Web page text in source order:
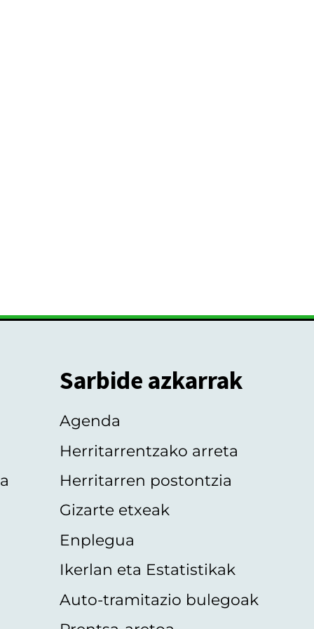
Sarbide azkarrak
Agenda
Herritarrentzako arreta
Herritarren postontzia
Gizarte etxeak
Enplegua
Ikerlan eta Estatistikak
Auto-tramitazio bulegoak